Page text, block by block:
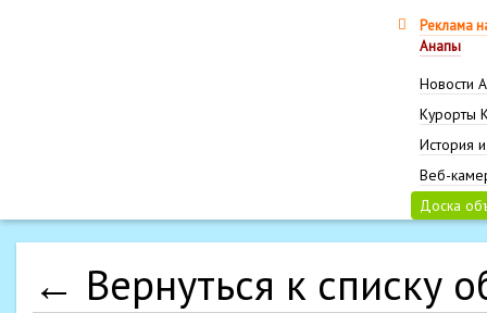
Реклама
Анапы
Новости
Курорты
История
Веб-
Доска
← Вернуться к списку